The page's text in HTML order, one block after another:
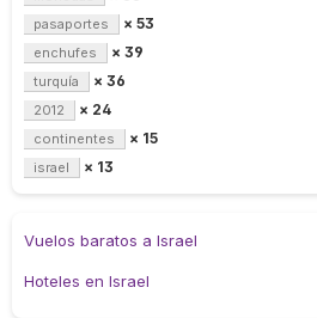
pasaportes × 53
enchufes × 39
turquía × 36
2012 × 24
continentes × 15
israel × 13
Vuelos baratos a Israel
Hoteles en Israel